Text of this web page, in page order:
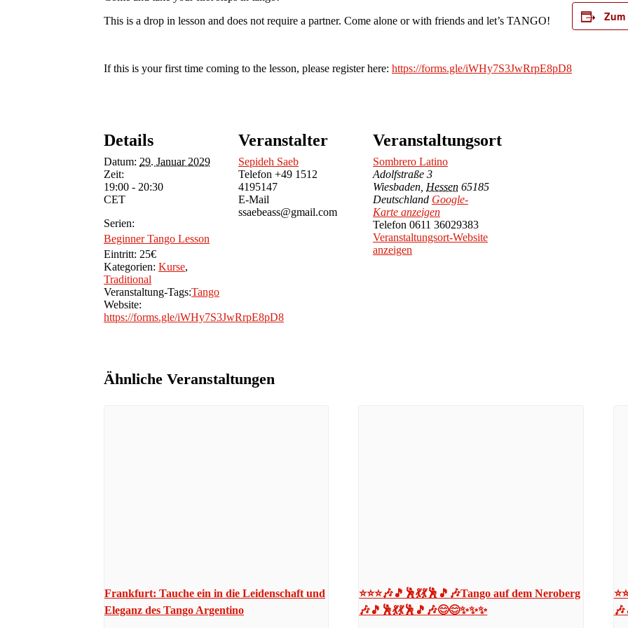
This is a drop in lesson and does not require a partner. Come alone or with friends and let’s TANGO!
If this is your first time coming to the lesson, please register here: https://forms.gle/iWHy7S3JwRrpE8pD8
Details
Datum: 29. Januar 2029
Zeit:
19:00 - 20:30
CET
Serien:
Beginner Tango Lesson
Eintritt: 25€
Kategorien: Kurse,
Traditional
Veranstaltung-Tags:Tango
Website:
https://forms.gle/iWHy7S3JwRrpE8pD8
Veranstalter
Sepideh Saeb
Telefon +49 1512
4195147
E-Mail
ssaebeass@gmail.com
Veranstaltungsort
Sombrero Latino
Adolfstraße 3
Wiesbaden Hessen 65185
Deutschland Google-
Karte anzeigen
Telefon 0611 36029383
Veranstaltungsort-Website
anzeigen
Ähnliche Veranstaltungen
Frankfurt: Tauche ein in die Leidenschaft und
Eleganz des Tango Argentino
⭐⭐⭐🎶🎵🕺💃💃🕺🎵🎶Tango auf dem Neroberg
🎶🎵🕺💃💃🕺🎵🎶😊😊✨✨✨